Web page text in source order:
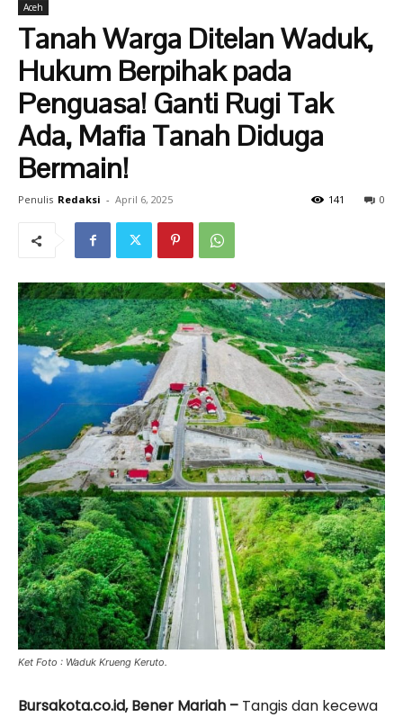
Aceh
Tanah Warga Ditelan Waduk,
Hukum Berpihak pada
Penguasa! Ganti Rugi Tak
Ada, Mafia Tanah Diduga
Bermain!
Penulis Redaksi - April 6, 2025 0
141
Ket Foto : Waduk Krueng Keruto.
Bursakota.co.id, Bener Mariah – Tangis dan kecewa